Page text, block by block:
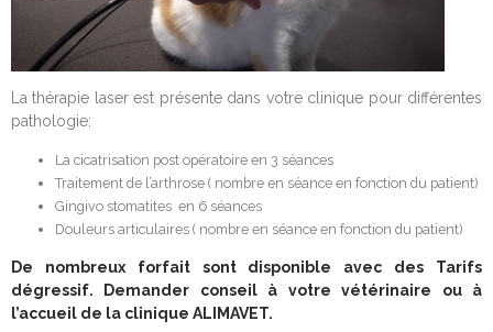
La thérapie laser est présente dans votre clinique pour différentes
pathologie:
La cicatrisation post opératoire en 3 séances
Traitement de l’arthrose ( nombre en séance en fonction du patient)
Gingivo stomatites en 6 séances
Douleurs articulaires ( nombre en séance en fonction du patient)
De nombreux forfait sont disponible avec des Tarifs
dégressif. Demander conseil à votre vétérinaire ou à
l’accueil de la clinique ALIMAVET.